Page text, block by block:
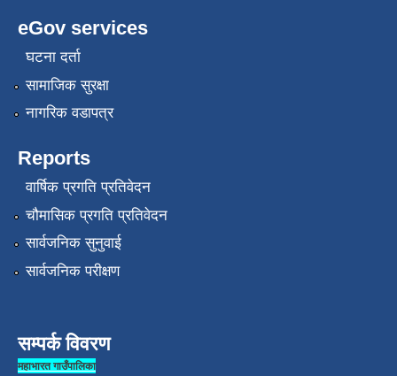
eGov services
घटना दर्ता
सामाजिक सुरक्षा
नागरिक वडापत्र
Reports
वार्षिक प्रगति प्रतिवेदन
चौमासिक प्रगति प्रतिवेदन
सार्वजनिक सुनुवाई
सार्वजनिक परीक्षण
सम्पर्क विवरण
महाभारत गाउँपालिका